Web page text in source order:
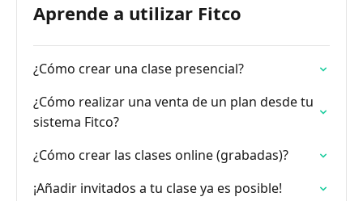
Aprende a utilizar Fitco
¿Cómo crear una clase presencial?
¿Cómo realizar una venta de un plan desde tu
sistema Fitco?
¿Cómo crear las clases online (grabadas)?
¡Añadir invitados a tu clase ya es posible!